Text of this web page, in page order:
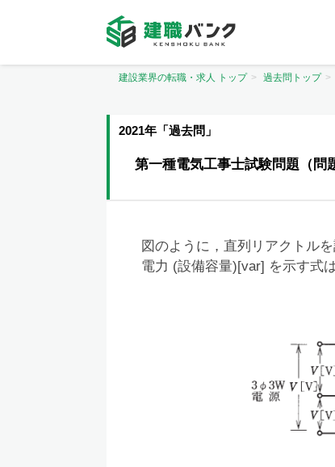
建設業界の転職・求人 トップ 過去問トップ
2021年「過去問」
第一種電気工事士試験問題（問
図のように，直列リアクトル
電力 (設備容量)[var] を示す式